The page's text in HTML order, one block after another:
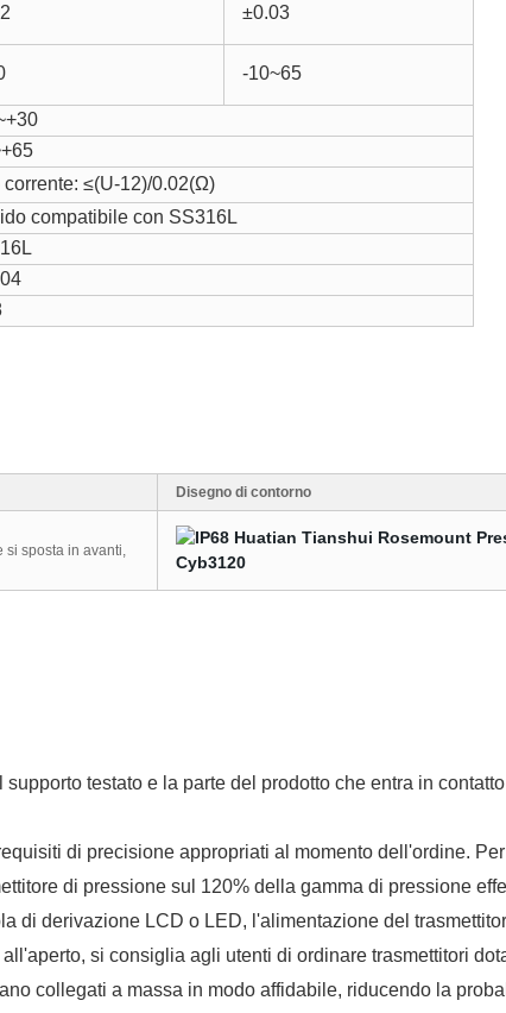
±0.03
-10~65
+30
+65
corrente: ≤(U-12)/0.02(Ω)
compatibile con SS316L
Disegno di contorno
si sposta in avanti,
testato e la parte del prodotto che entra in
di precisione appropriati al momento dell'ordine.
di pressione sul 120% della gamma di pressione
di derivazione LCD o LED, l'alimentazione del
si consiglia agli utenti di ordinare trasmettitori
collegati a massa in modo affidabile, riducendo la